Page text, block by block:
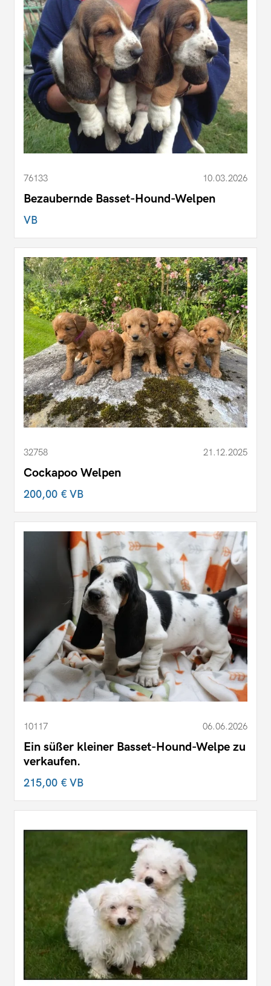
76133 10.03.2026
Bezaubernde Basset-Hound-Welpen
VB
32758 21.12.2025
Cockapoo Welpen
200,00 €VB
10117 06.06.2026
Ein süßer kleiner Basset-Hound-Welpe zu
verkaufen.
215,00 €VB